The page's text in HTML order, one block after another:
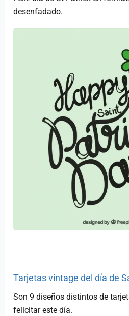
desenfadado.
Tarjetas vintage del día de
Son 9 diseños distintos de
felicitar este día.